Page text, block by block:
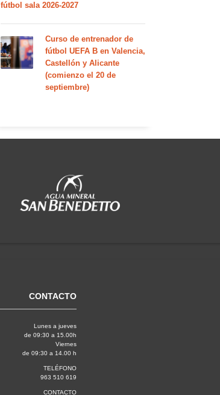
fútbol sala 2026-2027
Curso de entrenador de
fútbol UEFA B en Valencia,
Castellón y Alicante
(comienzo el 20 de
septiembre)
CONTACTO
Lunes a jueves
de 09:30 a 15.00h
Viernes
de 09:30 a 14.00 h
TELÉFONO
963 510 619
CONTACTO